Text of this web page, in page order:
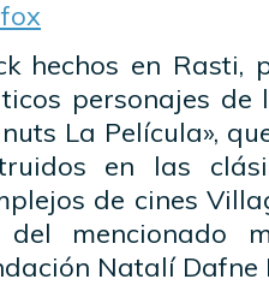
hechos en
personajes de
La Película»,
en las
de cines
mencionado
Natalí Dafne